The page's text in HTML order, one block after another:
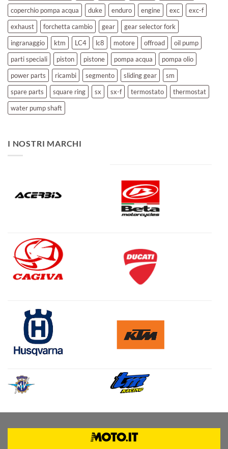
coperchio pompa acqua
duke enduro engine exc
exc-f
exhaust
forchetta cambio gear
gear selector fork
ingranaggio
ktm LC4 lc8 motore offroad
oil pump
parti speciali
piston pistone pompa acqua
pompa olio
power parts
ricambi segmento sliding gear
sm
spare parts
square ring sx sx-f termostato
thermostat
water pump shaft
I NOSTRI MARCHI